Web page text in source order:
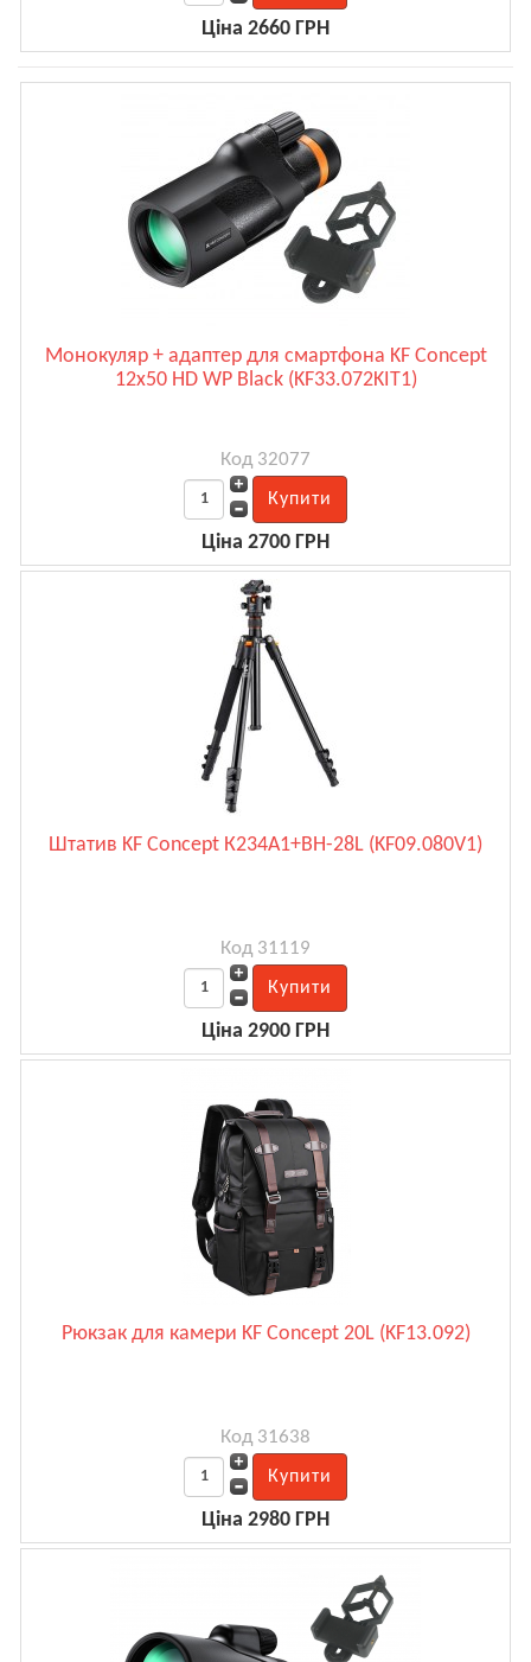
Ціна 2660 ГРН
Монокуляр + адаптер для смартфона KF Concept
12x50 HD WP Black (KF33.072KIT1)
Код 32077
Ціна 2700 ГРН
Штатив KF Concept К234А1+BH-28L (KF09.080V1)
Код 31119
Ціна 2900 ГРН
Рюкзак для камери KF Concept 20L (KF13.092)
Код 31638
Ціна 2980 ГРН